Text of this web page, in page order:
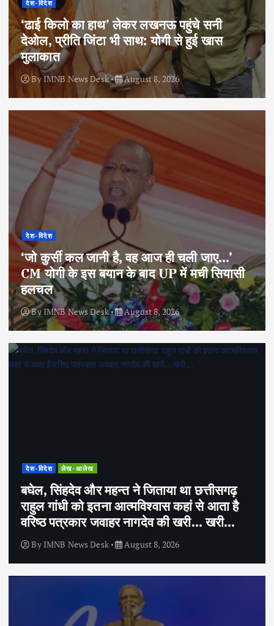
देश-विदेश
‘ढाई किलो का हाथ’ लेकर लखनऊ पहुंचे सनी
देओल, प्रीति जिंटा भी साथ: योगी से हुई खास
मुलाकात
ByIMNB News Desk August 8, 2026
देश-विदेश
‘जो कुर्सी कल जानी है, वह आज ही चली जाए…’
CM योगी के इस बयान के बाद UP में मची सियासी
हलचल
ByIMNB News Desk August 8, 2026
देश-विदेश लेख-आलेख
बघेल, सिंहदेव और महन्त ने जिताया था छत्तीसगढ़
राहुल गांधी को इतना आत्मविश्वास कहां से आता है
वरिष्ठ पत्रकार जवाहर नागदेव की खरी… खरी…
By IMNB News Desk August 8, 2026